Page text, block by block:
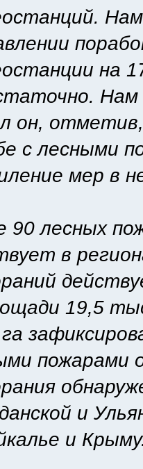
Нам
на
Нам
он,
с лесными
мер в
90 лесных
в
19,5
пожарами
и
и